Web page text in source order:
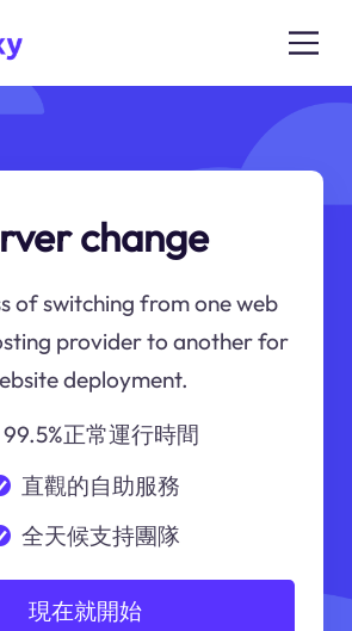
change
of switching from one web
provider to another for
deployment.
99.5%正常運行時間
直觀的自助服務
全天候支持團隊
現在就開始